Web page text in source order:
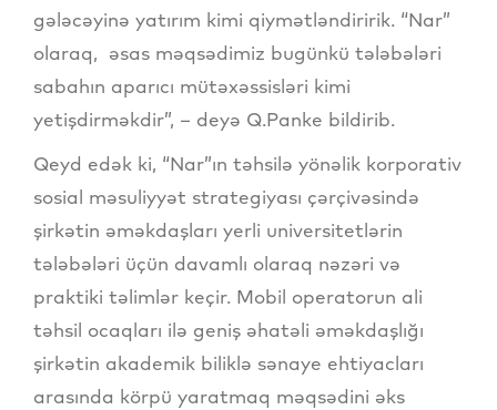
gələcəyinə yatırım kimi qiymətləndiririk. “Nar”
olaraq, əsas məqsədimiz bugünkü tələbələri
sabahın aparıcı mütəxəssisləri kimi
yetişdirməkdir”, – deyə Q.Panke bildirib.
Qeyd edək ki, “Nar”ın təhsilə yönəlik korporativ
sosial məsuliyyət strategiyası çərçivəsində
şirkətin əməkdaşları yerli universitetlərin
tələbələri üçün davamlı olaraq nəzəri və
praktiki təlimlər keçir. Mobil operatorun ali
təhsil ocaqları ilə geniş əhatəli əməkdaşlığı
şirkətin akademik biliklə sənaye ehtiyacları
arasında körpü yaratmaq məqsədini əks